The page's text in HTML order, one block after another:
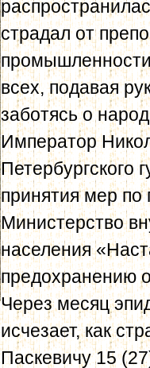
страдал от
всех, подавая
заботясь о
Император
Петербургского
принятия мер
Министерство
населения
предохранению
Через месяц
исчезает, как
Паскевичу 15